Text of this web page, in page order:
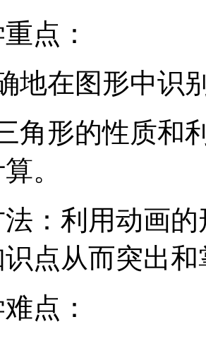
点：
地在图形中识
角形的性质和
。
法：利用动画
识点从而突出
点：